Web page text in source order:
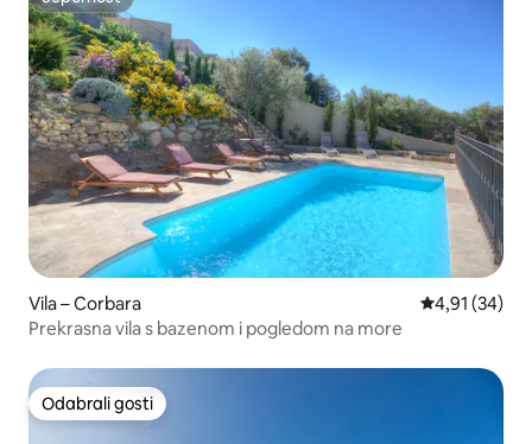
Superhost
Vila – Corbara Prosječna
4,91 (34)
Prekrasna vila s bazenom i pogledom na more
Odabrali gosti
Odabrali gosti